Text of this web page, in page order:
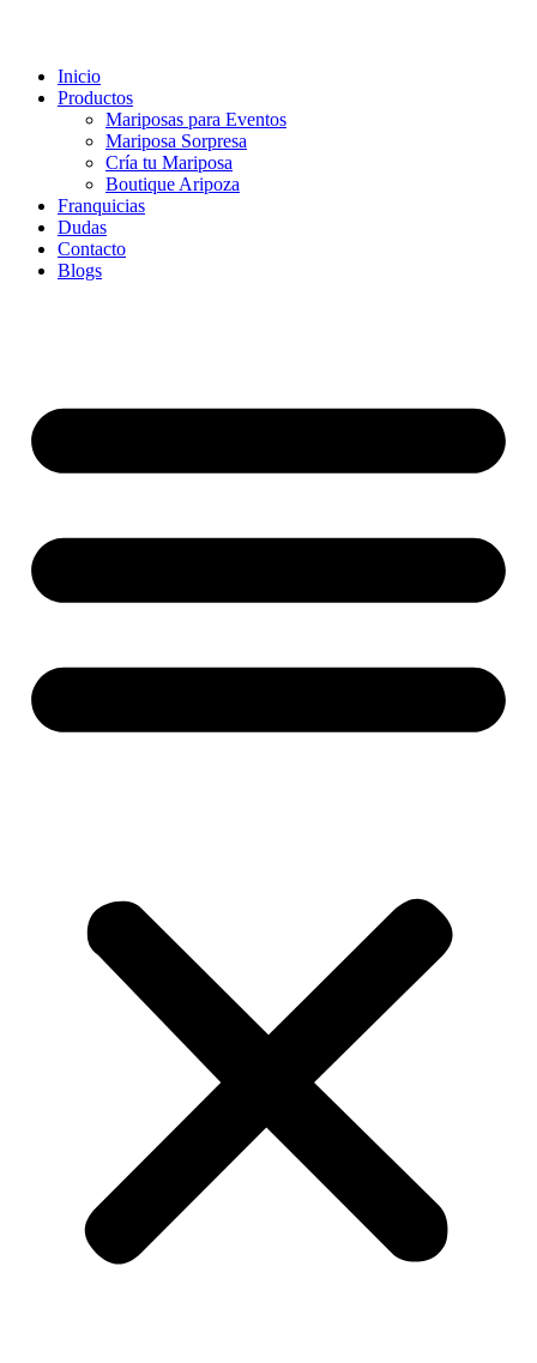
Inicio
Productos
Mariposas para Eventos
Mariposa Sorpresa
Cría tu Mariposa
Boutique Aripoza
Franquicias
Dudas
Contacto
Blogs